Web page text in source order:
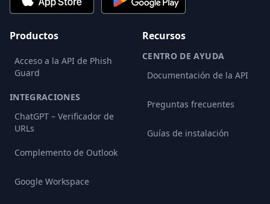
Productos
Acceso a la API de Phish
Guard
INTEGRACIONES
ChatGPT – Verificador de
URLs
Complemento de Outlook
Google Workspace
Recursos
CENTRO DE AYUDA
Documentación de la API
Preguntas frecuentes
Guías de instalación